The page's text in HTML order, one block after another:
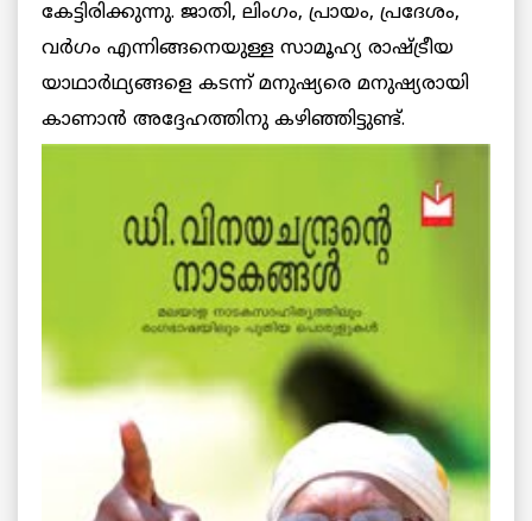
കേട്ടിരിക്കുന്നു. ജാതി, ലിംഗം, പ്രായം, പ്രദേശം,
വര്‍ഗം എന്നിങ്ങനെയുള്ള സാമൂഹ്യ രാഷ്ട്രീയ
യാഥാര്‍ഥ്യങ്ങളെ കടന്ന് മനുഷ്യരെ മനുഷ്യരായി
കാണാന്‍ അദ്ദേഹത്തിനു കഴിഞ്ഞിട്ടുണ്ട്.